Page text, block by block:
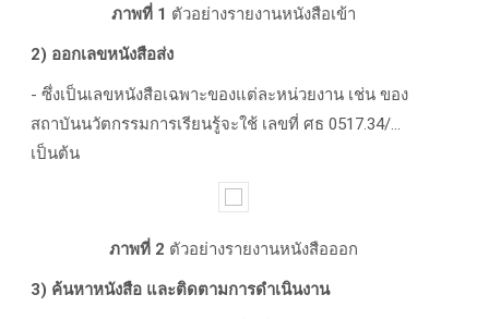
ภาพที่ 1 ตัวอย่างรายงานหนังสือเข้า
2) ออกเลขหนังสือส่ง
- ซึ่งเป็นเลขหนังสือเฉพาะของแต่ละหน่วยงาน เช่น ของ
สถาบันนวัตกรรมการเรียนรู้จะใช้ เลขที่ ศธ 0517.34/...
เป็นต้น
ภาพที่ 2 ตัวอย่างรายงานหนังสือออก
3) ค้นหาหนังสือ และติดตามการดำเนินงาน